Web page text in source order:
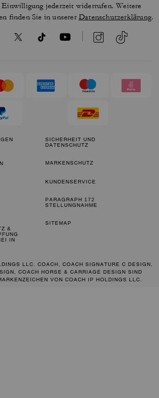
jederzeit widerrufen. Weitere
finden Sie in unsererDatenschutzerklärung.
SICHERHEIT UND
DATENSCHUTZ
MARKENSCHUTZ
KUNDENSERVICE
PARAGRAPH 172
STELLUNGNAHME
&
IN
SITEMAP
LLC. COACH, COACH SIGNATURE C DESIGN,
COACH HORSE & CARRIAGE DESIGN SIND
VON COACH IP HOLDINGS LLC.